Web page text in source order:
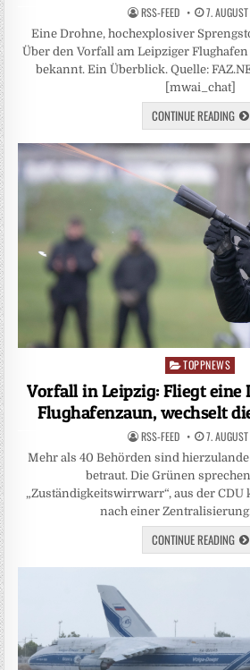
RSS-FEED 7.
Eine Drohne, hochexplosiver
Über den Vorfall am Leipziger
bekannt. Ein Überblick. Quelle:
[mwai_chat]
CONTINUE READING
Posted
in
TOPPNEWS
Vorfall in Leipzig: Fliegt eine
Flughafenzaun, wechselt
RSS-FEED 7.
Mehr als 40 Behörden sind
betraut. Die Grünen
„Zuständigkeitswirrwarr“, aus der
nach einer
CONTINUE READING